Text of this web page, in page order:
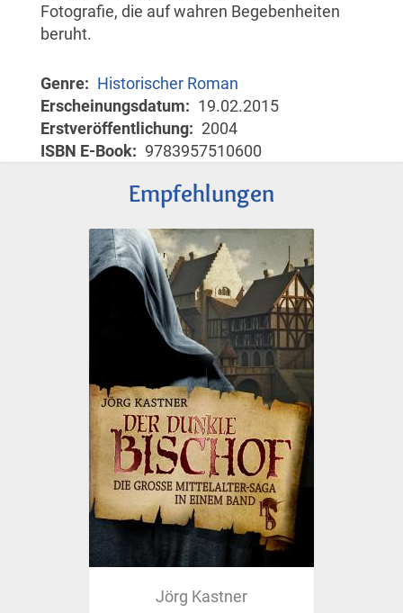
Fotografie, die auf wahren Begebenheiten
beruht.
Genre
Historischer Roman
Erscheinungsdatum
19.02.2015
Erstveröffentlichung
2004
ISBN E-Book
9783957510600
Empfehlungen
Jörg Kastner